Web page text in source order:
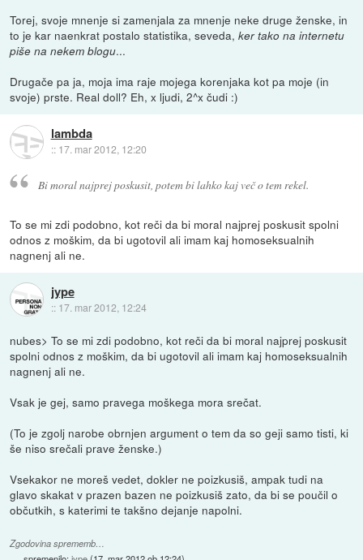
Torej, svoje mnenje si zamenjala za mnenje neke druge ženske, in
to je kar naenkrat postalo statistika, seveda,ker tako na internetu
piše na nekem blogu...
Drugače pa ja, moja ima raje mojega korenjaka kot pa moje (in
svoje) prste. Real doll? Eh, x ljudi, 2^x čudi :)
lambda
:: 17. mar 2012, 12:20
Bi moral najprej poskusit, potem bi lahko kaj več o tem rekel.
To se mi zdi podobno, kot reči da bi moral najprej poskusit spolni
odnos z moškim, da bi ugotovil ali imam kaj homoseksualnih
nagnenj ali ne.
jype
:: 17. mar 2012, 12:24
nubes> To se mi zdi podobno, kot reči da bi moral najprej poskusit
spolni odnos z moškim, da bi ugotovil ali imam kaj homoseksualnih
nagnenj ali ne.
Vsak je gej, samo pravega moškega mora srečat.
(To je zgolj narobe obrnjen argument o tem da so geji samo tisti, ki
še niso srečali prave ženske.)
Vsekakor ne moreš vedet, dokler ne poizkusiš, ampak tudi na
glavo skakat v prazen bazen ne poizkusiš zato, da bi se poučil o
občutkih, s katerimi te takšno dejanje napolni.
Zgodovina sprememb…